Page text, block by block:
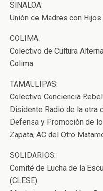
SINALOA:
Unión de Madres con
COLIMA:
Colectivo de Cultura
Colima
TAMAULIPAS:
Colectivo Conciencia
Disidente Radio de la otra
Defensa y Promoción de
Zapata, AC del Otro
SOLIDARIOS:
Comité de Lucha de la
(CLESE)